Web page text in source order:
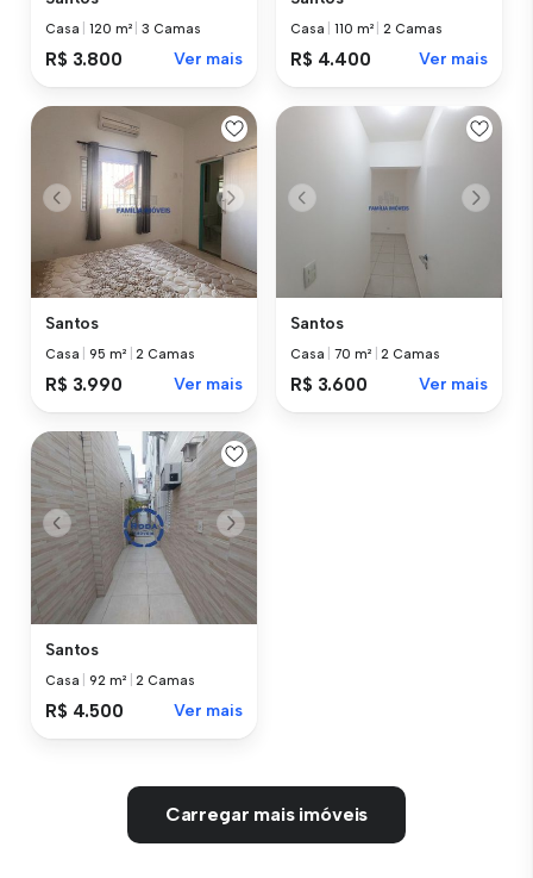
Casa |120 m² |3 Camas
R$ 3.800 Ver mais
Casa |110 m² |2 Camas
R$ 4.400 Ver mais
Santos
Casa |95 m² |2 Camas
R$ 3.990 Ver mais
Santos
Casa |70 m² |2 Camas
R$ 3.600 Ver mais
Santos
Casa |92 m² |2 Camas
R$ 4.500 Ver mais
Carregar mais imóveis